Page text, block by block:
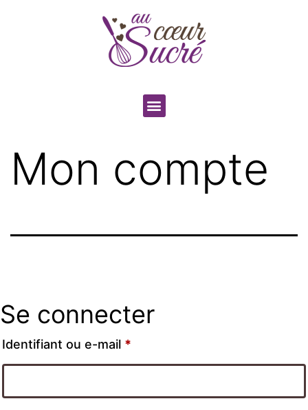
Mon compte
Se connecter
Identifiant ou e-mail *